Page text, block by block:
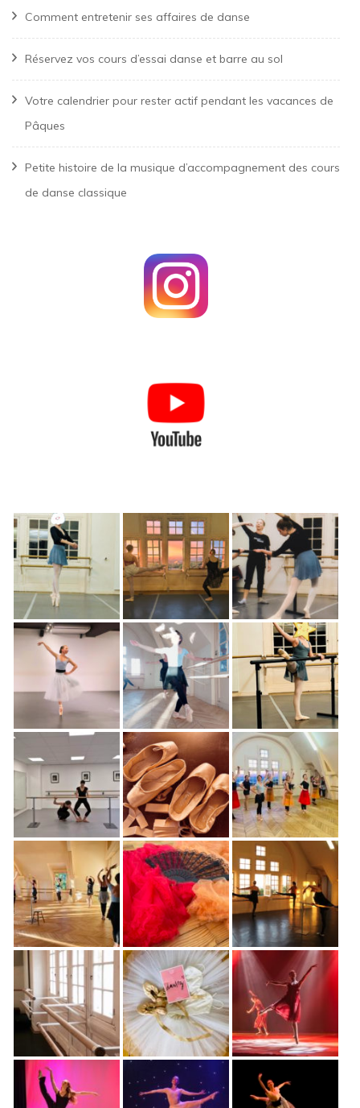
Comment entretenir ses affaires de danse
Réservez vos cours d’essai danse et barre au sol
Votre calendrier pour rester actif pendant les vacances de
Pâques
Petite histoire de la musique d’accompagnement des cours
de danse classique